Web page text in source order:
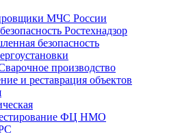
МЧС России
Ростехнадзор
безопасность
производство
и реставрация объектов
ФЦ НМО